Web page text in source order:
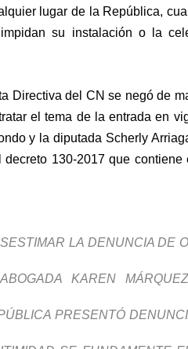
lugar de la República,
su instalación o la
Directiva del CN se negó de
el tema de la entrada en
y la diputada Scherly
130-2017 que contiene
LA DENUNCIA DE
KAREN
PRESENTÓ